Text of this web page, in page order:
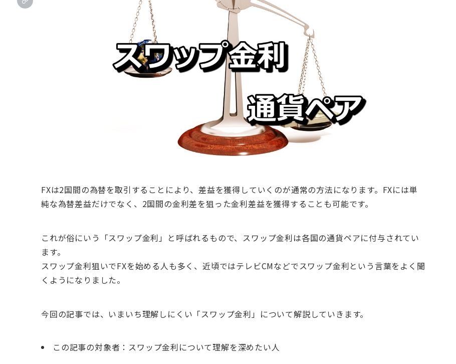
FXは2国間の為替を取引することにより、差益を獲得していくのが通常の方法になります。FXには単
純な為替差益だけでなく、2国間の金利差を狙った金利差益を獲得することも可能です。
これが俗にいう「スワップ金利」と呼ばれるもので、スワップ金利は各国の通貨ペアに付与されてい
ます。
スワップ金利狙いでFXを始める人も多く、近頃ではテレビCMなどでスワップ金利という言葉をよく聞
くようになりました。
今回の記事では、いまいち理解しにくい「スワップ金利」について解説していきます。
この記事の対象者：スワップ金利について理解を深めたい人